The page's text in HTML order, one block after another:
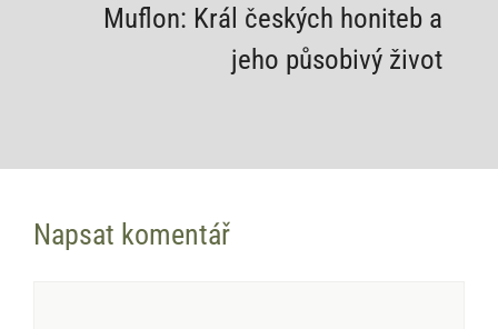
Muflon: Král českých honiteb a
jeho působivý život
Napsat komentář